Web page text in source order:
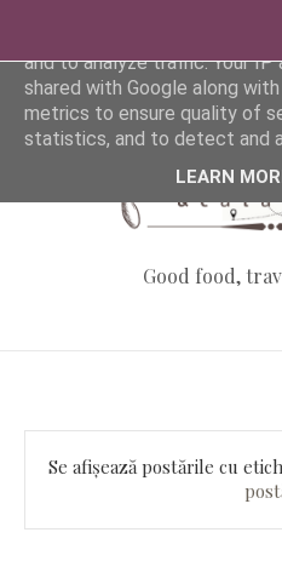
Good food,
Se afișează postările cu
This site uses cookies from
and to analyze traffic. Your
shared with Google along
metrics to ensure quality of
statistics, and to detect and
LEARN